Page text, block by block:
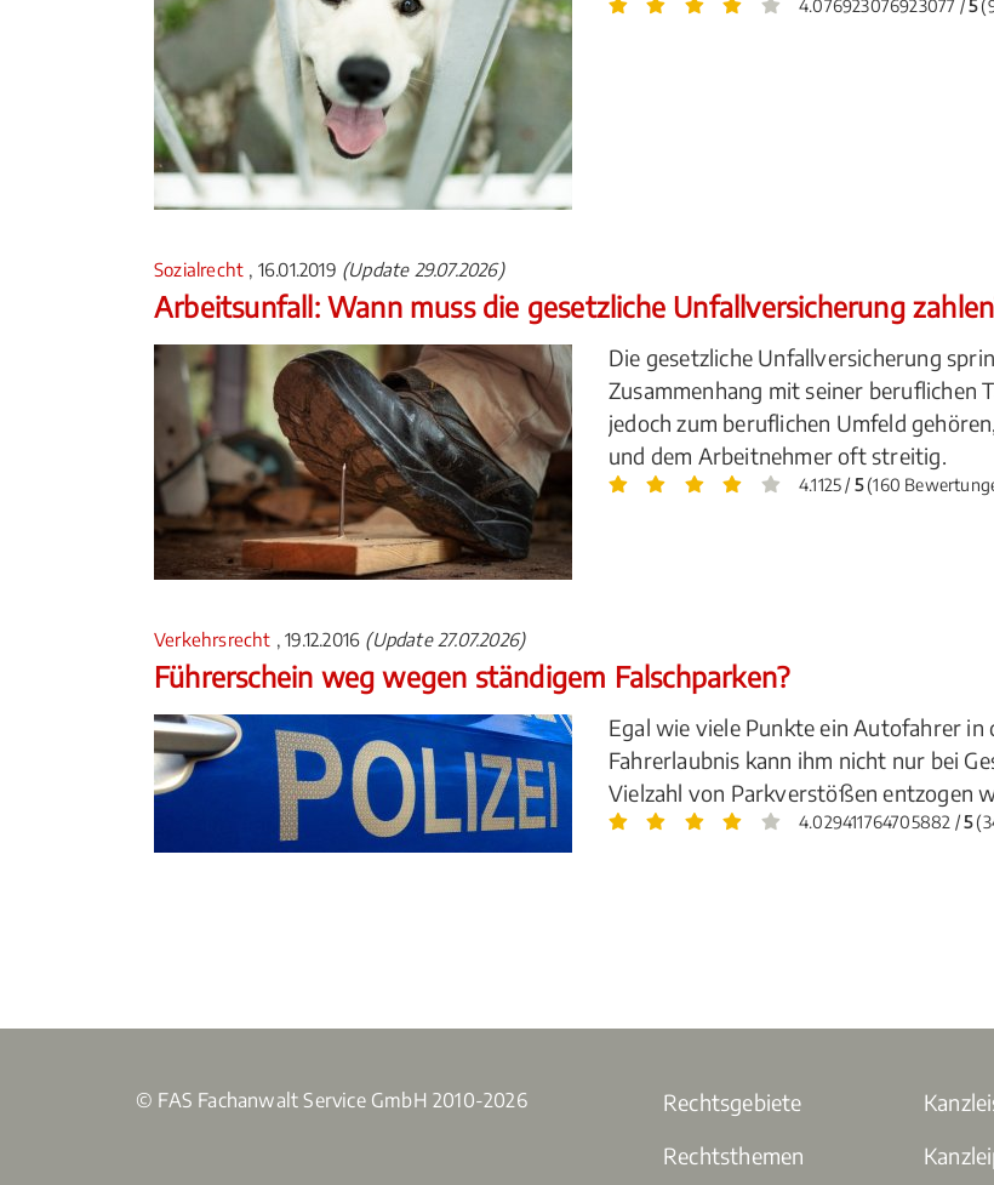
4.076923076923077 /5
Sozialrecht , 16.01.2019 (Update 29.07.2026)
Arbeitsunfall: Wann muss die gesetzliche Unfallversicherung
Die gesetzliche Unfallversicherung
Zusammenhang mit seiner beruflichen
jedoch zum beruflichen Umfeld
und dem Arbeitnehmer oft streitig.
4.1125 / 5(160
Verkehrsrecht , 19.12.2016 (Update 27.07.2026)
Führerschein weg wegen ständigem Falschparken?
Egal wie viele Punkte ein Autofahrer
Fahrerlaubnis kann ihm nicht nur bei
Vielzahl von Parkverstößen entzogen
4.029411764705882 /5
© FAS Fachanwalt Service GmbH 2010-2026
Rechtsgebiete
Rechtsthemen